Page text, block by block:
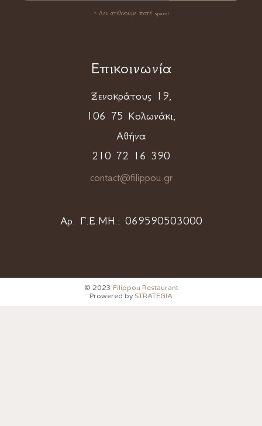
* Δεν στέλνουμε ποτέ spam!
Επικοινωνία
Ξενοκράτους 19,
106 75 Κολωνάκι,
Αθήνα
210 72 16 390
contact@filippou.gr
Αρ. Γ.Ε.ΜΗ.: 069590503000
© 2023 Filippou Restaurant
Prowered by STRATEGIA